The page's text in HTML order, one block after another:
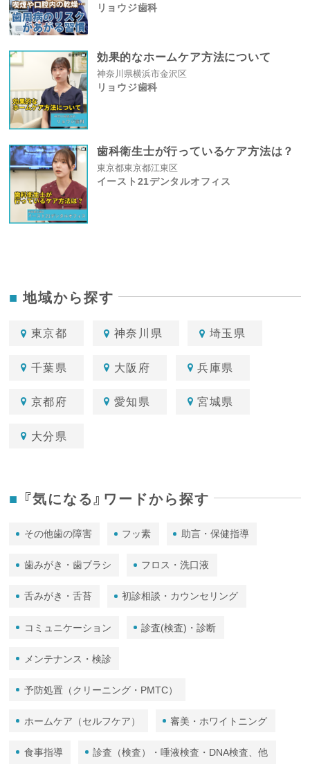
リョウジ歯科
効果的なホームケア方法について
神奈川県横浜市金沢区
リョウジ歯科
歯科衛生士が行っているケア方法は？
東京都東京都江東区
イースト21デンタルオフィス
地域から探す
東京都 神奈川県 埼玉県
千葉県 大阪府 兵庫県
京都府 愛知県 宮城県
大分県
『気になる』ワードから探す
その他歯の障害 フッ素 助言・保健指導
歯みがき・歯ブラシ フロス・洗口液
舌みがき・舌苔 初診相談・カウンセリング
コミュニケーション 診査(検査)・診断
メンテナンス・検診
予防処置（クリーニング・PMTC）
ホームケア（セルフケア） 審美・ホワイトニング
食事指導 診査（検査）・唾液検査・DNA検査、他